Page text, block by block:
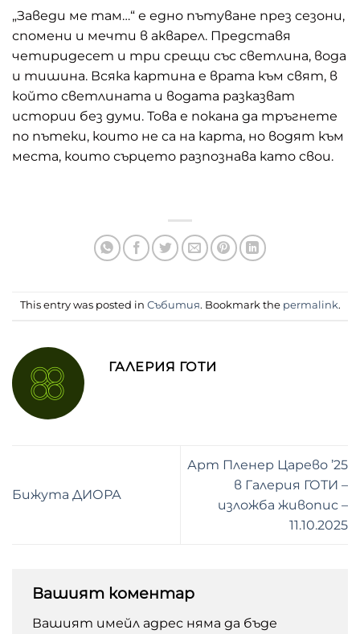
„Заведи ме там…“ е едно пътуване през сезони,
спомени и мечти в акварел. Представя
четиридесет и три срещи със светлина, вода
и тишина. Всяка картина е врата към свят, в
който светлината и водата разказват
истории без думи. Това е покана да тръгнете
по пътеки, които не са на карта, но водят към
места, които сърцето разпознава като свои.
This entry was posted in Събития. Bookmark the permalink.
ГАЛЕРИЯ ГОТИ
Бижута ДИОРА
Арт Пленер Царево ’25
в Галерия ГОТИ –
изложба живопис –
11.10.2025
Вашият коментар
Вашият имейл адрес няма да бъде